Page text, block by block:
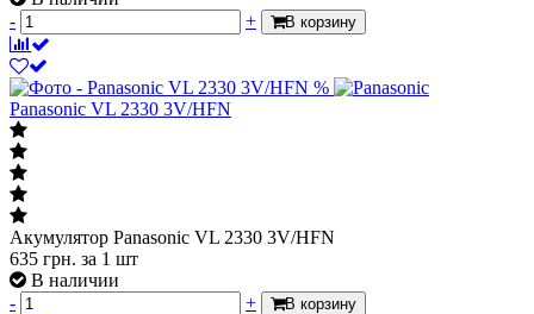
-
+ В корзину
%
Panasonic VL 2330 3V/HFN
Акумулятор Panasonic VL 2330 3V/HFN
635 грн. за 1 шт
В наличии
-
+ В корзину